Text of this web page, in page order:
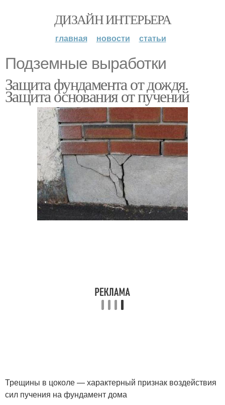
ДИЗАЙН ИНТЕРЬЕРА
главная новости статьи
Подземные выработки
Защита фундамента от дождя.
Защита основания от пучений
Трещины в цоколе — характерный признак воздействия
сил пучения на фундамент дома